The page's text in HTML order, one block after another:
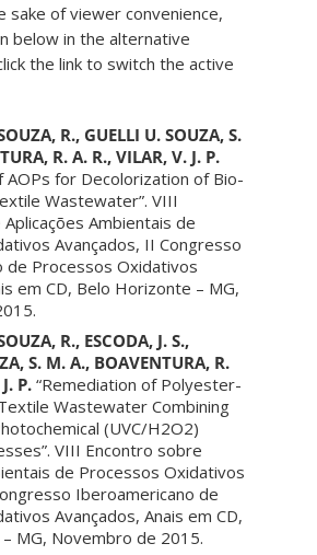
sake of viewer convenience,
below in the alternative
the link to switch the active
R., GUELLI U. SOUZA, S.
R. A. R., VILAR, V. J. P.
AOPs for Decolorization of Bio-
Wastewater”. VIII
Ambientais de
Avançados, II Congresso
de Processos Oxidativos
em CD, Belo Horizonte – MG,
R., ESCODA, J. S.,
S. M. A., BOAVENTURA, R.
P. “Remediation of Polyester-
Wastewater Combining
(UVC/H2O2)
VIII Encontro sobre
de Processos Oxidativos
Iberoamericano de
Avançados, Anais em CD,
MG, Novembro de 2015.